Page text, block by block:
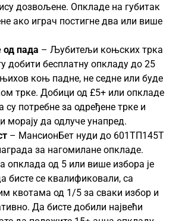
дозвољене. Опкладе на губитак
ако играч постигне два или више
од пада – Љубитељи коњских трка
добити бесплатну опкладу до 25
коњ падне, не седне или буде
трке. Добици од £5+ или опкладе
су потребне за одређене трке и
морају да одлуче унапред.
– МансионБет нуди до 601ТП145Т
за нагомилане опкладе.
опклада од 5 или више избора је
бисте се квалификовали, са
квотама од 1/5 за сваки избор и
Да бисте добили највећи